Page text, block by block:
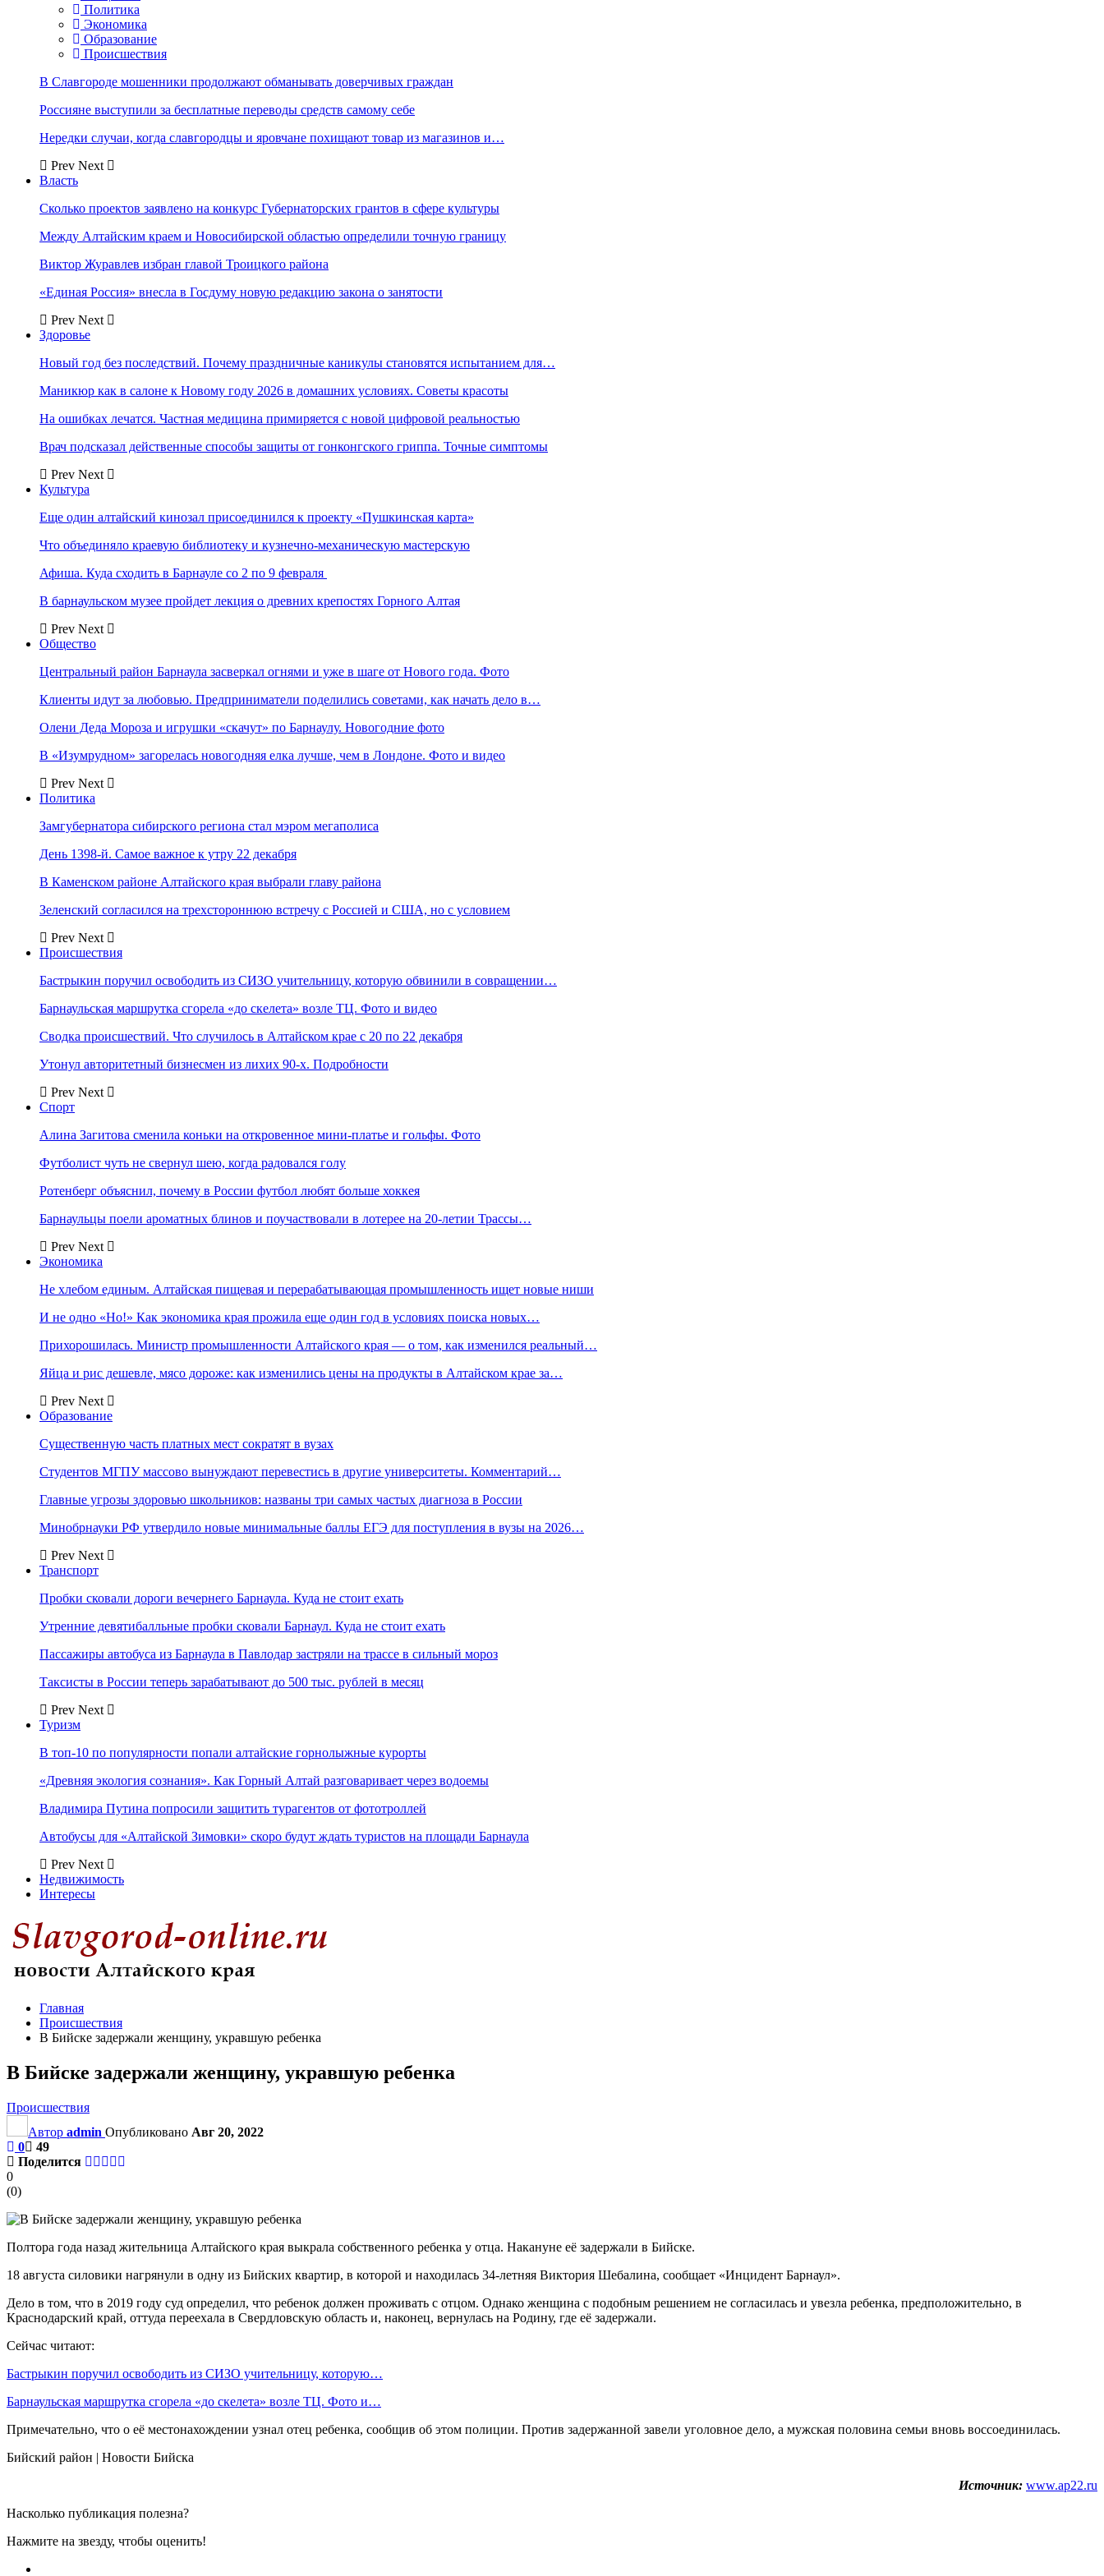
Политика
Экономика
Образование
Происшествия
В Славгороде мошенники продолжают обманывать доверчивых граждан
Россияне выступили за бесплатные переводы средств самому себе
Нередки случаи, когда славгородцы и яровчане похищают товар из магазинов и…
Prev Next
Власть
Сколько проектов заявлено на конкурс Губернаторских грантов в сфере культуры
Между Алтайским краем и Новосибирской областью определили точную границу
Виктор Журавлев избран главой Троицкого района
«Единая Россия» внесла в Госдуму новую редакцию закона о занятости
Prev Next
Здоровье
Новый год без последствий. Почему праздничные каникулы становятся испытанием для…
Маникюр как в салоне к Новому году 2026 в домашних условиях. Советы красоты
На ошибках лечатся. Частная медицина примиряется с новой цифровой реальностью
Врач подсказал действенные способы защиты от гонконгского гриппа. Точные симптомы
Prev Next
Культура
Еще один алтайский кинозал присоединился к проекту «Пушкинская карта»
Что объединяло краевую библиотеку и кузнечно-механическую мастерскую
Афиша. Куда сходить в Барнауле со 2 по 9 февраля
В барнаульском музее пройдет лекция о древних крепостях Горного Алтая
Prev Next
Общество
Центральный район Барнаула засверкал огнями и уже в шаге от Нового года. Фото
Клиенты идут за любовью. Предприниматели поделились советами, как начать дело в…
Олени Деда Мороза и игрушки «скачут» по Барнаулу. Новогодние фото
В «Изумрудном» загорелась новогодняя елка лучше, чем в Лондоне. Фото и видео
Prev Next
Политика
Замгубернатора сибирского региона стал мэром мегаполиса
День 1398-й. Самое важное к утру 22 декабря
В Каменском районе Алтайского края выбрали главу района
Зеленский согласился на трехстороннюю встречу с Россией и США, но с условием
Prev Next
Происшествия
Бастрыкин поручил освободить из СИЗО учительницу, которую обвинили в совращении…
Барнаульская маршрутка сгорела «до скелета» возле ТЦ. Фото и видео
Сводка происшествий. Что случилось в Алтайском крае с 20 по 22 декабря
Утонул авторитетный бизнесмен из лихих 90-х. Подробности
Prev Next
Спорт
Алина Загитова сменила коньки на откровенное мини-платье и гольфы. Фото
Футболист чуть не свернул шею, когда радовался голу
Ротенберг объяснил, почему в России футбол любят больше хоккея
Барнаульцы поели ароматных блинов и поучаствовали в лотерее на 20-летии Трассы…
Prev Next
Экономика
Не хлебом единым. Алтайская пищевая и перерабатывающая промышленность ищет новые ниши
И не одно «Но!» Как экономика края прожила еще один год в условиях поиска новых…
Прихорошилась. Министр промышленности Алтайского края — о том, как изменился реальный…
Яйца и рис дешевле, мясо дороже: как изменились цены на продукты в Алтайском крае за…
Prev Next
Образование
Существенную часть платных мест сократят в вузах
Студентов МГПУ массово вынуждают перевестись в другие университеты. Комментарий…
Главные угрозы здоровью школьников: названы три самых частых диагноза в России
Минобрнауки РФ утвердило новые минимальные баллы ЕГЭ для поступления в вузы на 2026…
Prev Next
Транспорт
Пробки сковали дороги вечернего Барнаула. Куда не стоит ехать
Утренние девятибалльные пробки сковали Барнаул. Куда не стоит ехать
Пассажиры автобуса из Барнаула в Павлодар застряли на трассе в сильный мороз
Таксисты в России теперь зарабатывают до 500 тыс. рублей в месяц
Prev Next
Туризм
В топ-10 по популярности попали алтайские горнолыжные курорты
«Древняя экология сознания». Как Горный Алтай разговаривает через водоемы
Владимира Путина попросили защитить турагентов от фототроллей
Автобусы для «Алтайской Зимовки» скоро будут ждать туристов на площади Барнаула
Prev Next
Недвижимость
Интересы
Главная
Происшествия
В Бийске задержали женщину, укравшую ребенка
В Бийске задержали женщину, укравшую ребенка
Происшествия
Автор admin Опубликовано Авг 20, 2022
0
49
Поделится
0
(0)
Полтора года назад жительница Алтайского края выкрала собственного ребенка у отца. Накануне её задержали в Бийске.
18 августа силовики нагрянули в одну из Бийских квартир, в которой и находилась 34-летняя Виктория Шебалина, сообщает «Инцидент Барнаул».
Дело в том, что в 2019 году суд определил, что ребенок должен проживать с отцом. Однако женщина с подобным решением не согласилась и увезла ребенка, предположительно, в
Краснодарский край, оттуда переехала в Свердловскую область и, наконец, вернулась на Родину, где её задержали.
Сейчас читают:
Бастрыкин поручил освободить из СИЗО учительницу, которую…
Барнаульская маршрутка сгорела «до скелета» возле ТЦ. Фото и…
Примечательно, что о её местонахождении узнал отец ребенка, сообщив об этом полиции. Против задержанной завели уголовное дело, а мужская половина семьи вновь воссоединилась.
Бийский район | Новости Бийска
Источник: www.ap22.ru
Насколько публикация полезна?
Нажмите на звезду, чтобы оценить!